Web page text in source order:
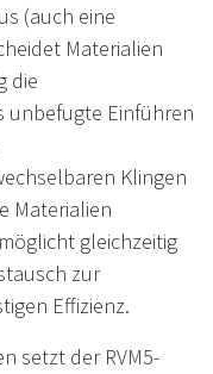
(auch eine
Materialien
die
unbefugte Einführen
Klingen
Materialien
gleichzeitig
zur
Effizienz.
setzt der RVM5-